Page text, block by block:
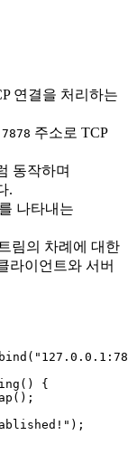
연결을 처리하는
주소로 TCP
동작하며
.
나타내는
림의 차례에 대한
라이언트와 서버
bind ( "
() {
();
" );